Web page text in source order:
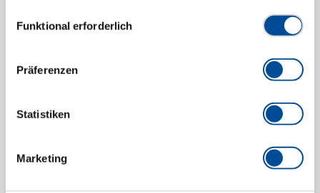
Funktional erforderlich
Präferenzen
Statistiken
Marketing
Kugelgelenkabzieher 46x100x90 mm